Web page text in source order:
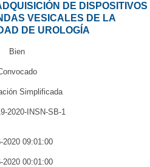
DE DISPOSITIVOS
VESICALES DE LA
DE UROLOGÍA
Bien
Simplificada
2020-INSN-SB-1
2020 09:01:00
2020 00:01:00